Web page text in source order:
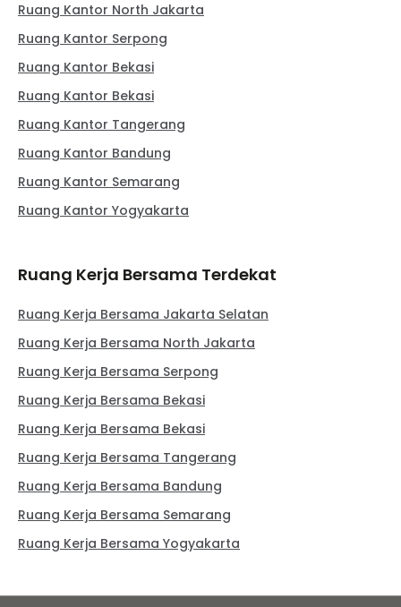
Ruang Kantor North Jakarta
Ruang Kantor Serpong
Ruang Kantor Bekasi
Ruang Kantor Bekasi
Ruang Kantor Tangerang
Ruang Kantor Bandung
Ruang Kantor Semarang
Ruang Kantor Yogyakarta
Ruang Kerja Bersama Terdekat
Ruang Kerja Bersama Jakarta Selatan
Ruang Kerja Bersama North Jakarta
Ruang Kerja Bersama Serpong
Ruang Kerja Bersama Bekasi
Ruang Kerja Bersama Bekasi
Ruang Kerja Bersama Tangerang
Ruang Kerja Bersama Bandung
Ruang Kerja Bersama Semarang
Ruang Kerja Bersama Yogyakarta